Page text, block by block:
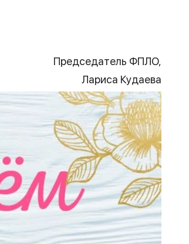
Председатель ФПЛО,
Лариса Кудаева